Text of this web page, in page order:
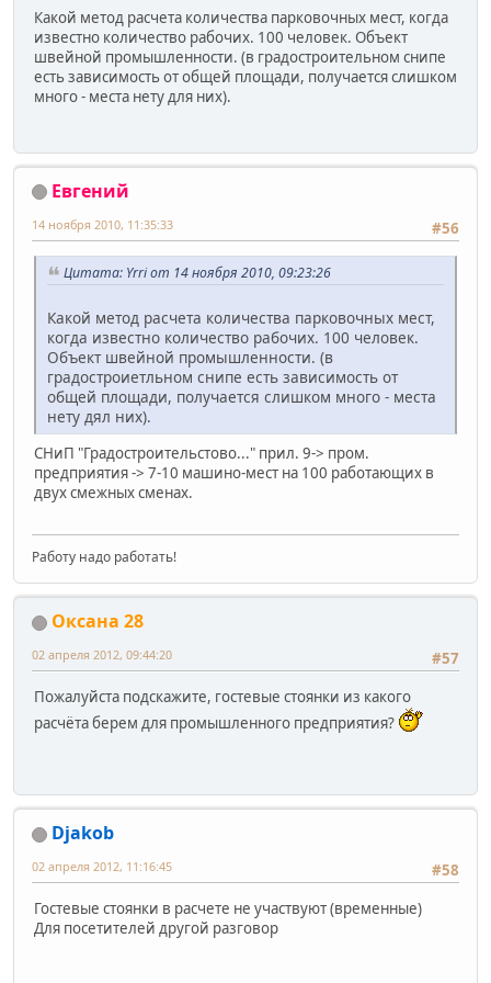
Какой метод расчета количества парковочных мест, когда
известно количество рабочих. 100 человек. Объект
швейной промышленности. (в градостроительном снипе
есть зависимость от общей площади, получается слишком
много - места нету для них).
Евгений
#56
14 ноября 2010, 11:35:33
Цитата: Yrri от 14 ноября 2010, 09:23:26
Какой метод расчета количества парковочных мест,
когда известно количество рабочих. 100 человек.
Объект швейной промышленности. (в
градостроиетльном снипе есть зависимость от
общей площади, получается слишком много - места
нету дял них).
СНиП "Градостроительстово..." прил. 9-> пром.
предприятия -> 7-10 машино-мест на 100 работающих в
двух смежных сменах.
Работу надо работать!
Оксана 28
#57
02 апреля 2012, 09:44:20
Пожалуйста подскажите, гостевые стоянки из какого
расчёта берем для промышленного предприятия?
Djakob
#58
02 апреля 2012, 11:16:45
Гостевые стоянки в расчете не участвуют (временные)
Для посетителей другой разговор